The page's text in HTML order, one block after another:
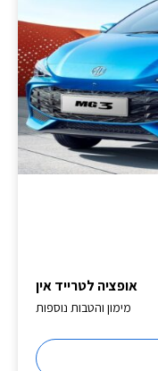
אופציה לטרייד אין
מימון והטבות נוספות